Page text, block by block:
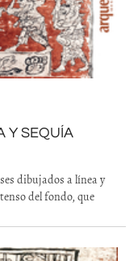
Y SEQUÍA
dibujados a línea y
del fondo, que